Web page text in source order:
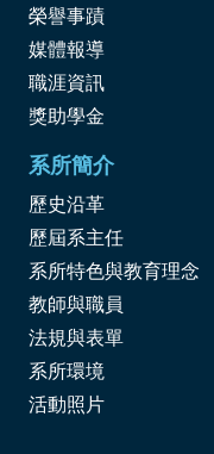
榮譽事蹟
媒體報導
職涯資訊
獎助學金
系所簡介
歷史沿革
歷屆系主任
系所特色與教育理念
教師與職員
法規與表單
系所環境
活動照片